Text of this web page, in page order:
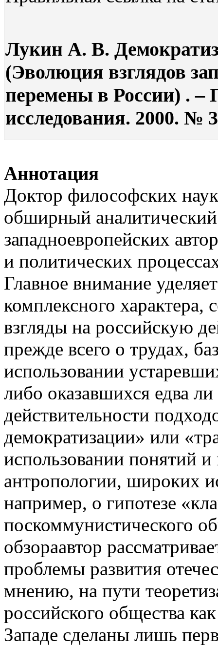
Лукин А. В.
(Эволюция взглядов
перемены в России) . –
исследования. 2000. №
Аннотация
Доктор философских
обширный
западноевропейских
и политических
Главное внимание
комплексного
взгляды на российскую
прежде всего о трудах,
использовании
либо оказавшихся едва
действительности
демократизации» или
использовании понятий
антропологии, широких
например, о гипотезе
поскоммунистического
обзораавтор
проблемы развития
мнению, на пути
российского общества
Западе сделаны лишь